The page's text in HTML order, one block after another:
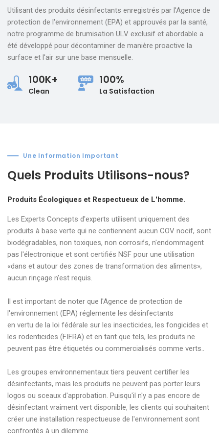
Utilisant des produits désinfectants enregistrés par l'Agence de
protection de l'environnement (EPA) et approuvés par la santé,
notre programme de brumisation ULV exclusif et abordable a
été développé pour décontaminer de manière proactive la
surface et l'air sur une base mensuelle.
100K+
Clean
100%
La Satisfaction
Une Information Important
Quels Produits Utilisons-nous?
Produits Écologiques et Respectueux de L'homme.
Les Experts Concepts d'experts utilisent uniquement des
produits à base verte qui ne contiennent aucun COV nocif, sont
biodégradables, non toxiques, non corrosifs, n'endommagent
pas l'électronique et sont certifiés NSF pour une utilisation
«dans et autour des zones de transformation des aliments»,
aucun rinçage n'est requis.
Il est important de noter que l'Agence de protection de
l'environnement (EPA) réglemente les désinfectants
en vertu de la loi fédérale sur les insecticides, les fongicides et
les rodenticides (FIFRA) et en tant que tels, les produits ne
peuvent pas être étiquetés ou commercialisés comme verts..
Les groupes environnementaux tiers peuvent certifier les
désinfectants, mais les produits ne peuvent pas porter leurs
logos ou sceaux d'approbation. Puisqu'il n'y a pas encore de
désinfectant vraiment vert disponible, les clients qui souhaitent
créer une installation respectueuse de l'environnement sont
confrontés à un dilemme.